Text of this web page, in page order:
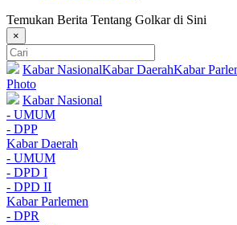
Temukan Berita Tentang Golkar di Sini
×
Kabar NasionalKabar DaerahKabar
Photo
Kabar Nasional
- UMUM
- DPP
Kabar Daerah
- UMUM
- DPD I
- DPD II
Kabar Parlemen
- DPR